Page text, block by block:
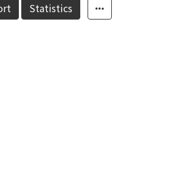
Statistics